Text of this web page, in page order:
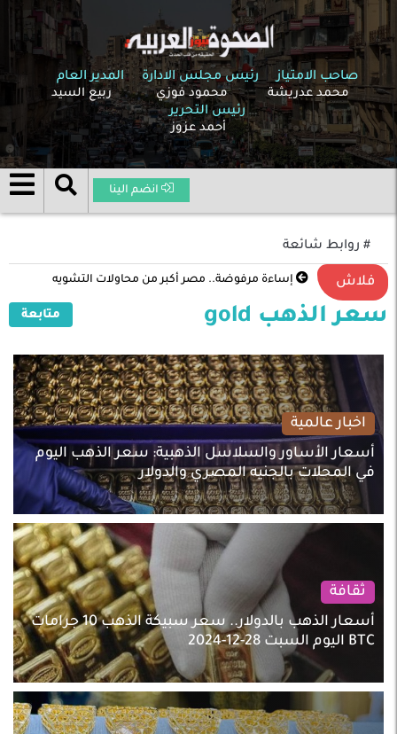
صاحب الامتياز
محمد عدريشة
رئيس مجلس الادارة
محمود فوزي
المدير العام
ربيع السيد
رئيس التحرير
أحمد عزوز
انضم الينا
# روابط شائعة
فلاش إساءة مرفوضة.. مصر أكبر من محاولات التشويه
سعر الذهب gold متابعة
اخبار عالمية
أسعار الأساور والسلاسل الذهبية: سعر الذهب اليوم
في المحلات بالجنيه المصري والدولار
ثقافة
أسعار الذهب بالدولار.. سعر سبيكة الذهب 10 جرامات
BTC اليوم السبت 28-12-2024